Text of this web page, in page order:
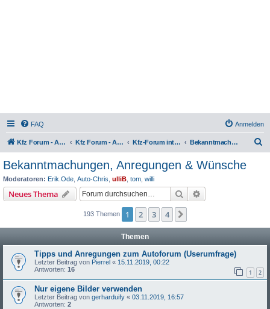
FAQ Anmelden
Kfz Forum - Auto, Motorrad und LKW Kfz Forum - Auto, Motorrad und LKW Kfz-Forum intern Bekanntmachungen, Anregungen & Wünsche
Bekanntmachungen, Anregungen & Wünsche
Moderatoren: Erik.Ode Auto-Chris ulliB tom willi
Neues Thema Suche
193 Themen 1 2 3 4
Themen
Tipps und Anregungen zum Autoforum (Userumfrage)
Letzter Beitrag von Pierrel « 15.11.2019, 00:22
Antworten: 16 1 2
Nur eigene Bilder verwenden
Letzter Beitrag von gerharduify « 03.11.2019, 16:57
Antworten: 2